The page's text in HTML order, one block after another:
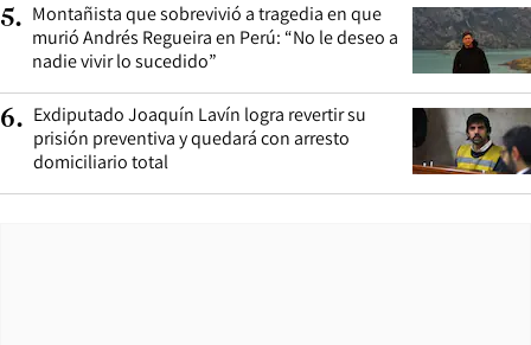
5. Montañista que sobrevivió a tragedia en que
murió Andrés Regueira en Perú: “No le deseo a
nadie vivir lo sucedido”
6. Exdiputado Joaquín Lavín logra revertir su
prisión preventiva y quedará con arresto
domiciliario total